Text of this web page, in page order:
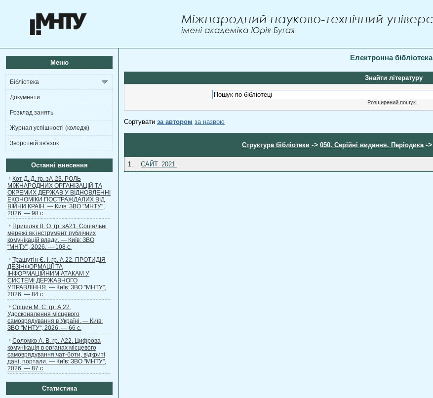
Меню
Бібліотека
Документи
Розклад занять
Журнал успішності (коледж)
Зворотній зв'язок
Останні внесення
Кот Д. Д. гр. зА-23. РОЛЬ
МІЖНАРОДНИХ ОРГАНІЗАЦІЙ ТА
ОКРЕМИХ ДЕРЖАВ У ВІДНОВЛЕННІ
ЕКОНОМІКИ ПОСТРАЖДАЛИХ ВІД
ВІЙНИ КРАЇН. — Київ: ЗВО "МНТУ",
2026. — 98 с.
Пришляк В. О. гр. зА21. Соціальні
мережі як інструмент публічних
комунікацій влади. — Київ: ЗВО
"МНТУ", 2026. — 108 с.
Трашутін Є. І. гр. А 22. ПРОТИДІЯ
ДЕЗІНФОРМАЦІЇ ТА
ІНФОРМАЦІЙНИМ АТАКАМ У
СИСТЕМІ ДЕРЖАВНОГО
УПРАВЛІННЯ. — Київ: ЗВО "МНТУ",
2026. — 84 с.
Спіцин М. С. гр. А 22.
Удосконалення місцевого
самоврядування в Україні. — Київ:
ЗВО "МНТУ", 2026. — 66 с.
Соломко А. В. гр. А22. Цифрова
комунікація в органах місцевого
самоврядування:чат-боти, відкриті
дані, портали. — Київ: ЗВО "МНТУ",
2026. — 87 с.
Статистика
Електронна бібліотека
Знайти літературу
Розширений пошук
Сортувати за автором за назвою
Структура бібліотеки -> 050. Серійні видання. Періодика ->
1. САЙТ. 2021.